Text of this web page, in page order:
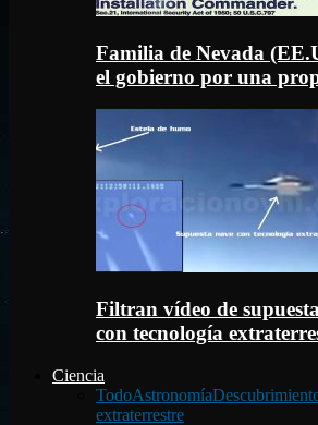
Familia de Nevada
el gobierno por una
Filtran vídeo de
con tecnología
Ciencia
TodoAstronomía
extraterrestre